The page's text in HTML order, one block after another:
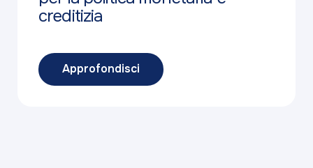
creditizia
Approfondisci